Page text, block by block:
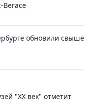
Вегасе
обновили свыше
"ХХ век" отметит